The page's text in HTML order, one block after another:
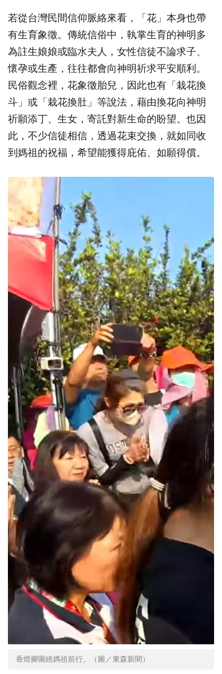
若從台灣民間信仰脈絡來看，「花」本身也帶
有生育象徵。傳統信俗中，執掌生育的神明多
為註生娘娘或臨水夫人，女性信徒不論求子、
懷孕或生產，往往都會向神明祈求平安順利。
民俗觀念裡，花象徵胎兒，因此也有「栽花換
斗」或「栽花換肚」等說法，藉由換花向神明
祈願添丁、生女，寄託對新生命的盼望。也因
此，不少信徒相信，透過花束交換，就如同收
到媽祖的祝福，希望能獲得庇佑、如願得償。
香燈腳圍繞媽祖前行。（圖／東森新聞）